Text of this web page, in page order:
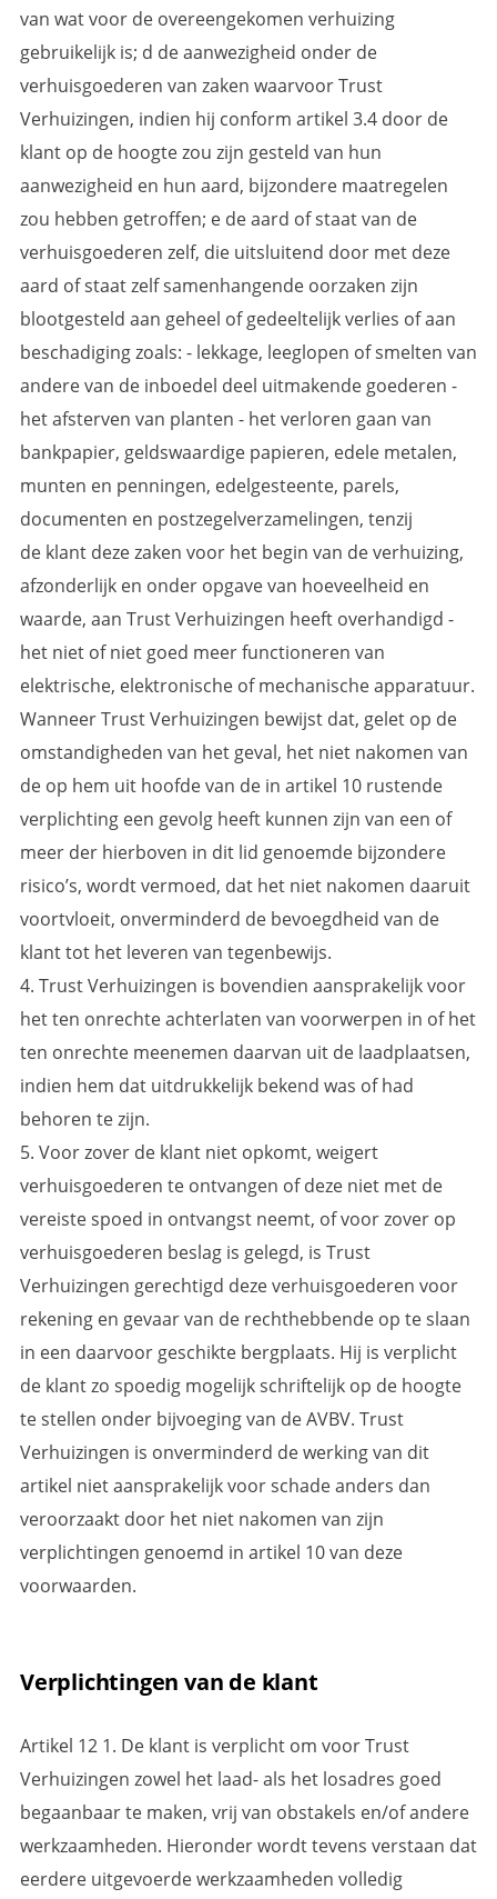
van wat voor de overeengekomen verhuizing
gebruikelijk is; d de aanwezigheid onder de
verhuisgoederen van zaken waarvoor Trust
Verhuizingen, indien hij conform artikel 3.4 door de
klant op de hoogte zou zijn gesteld van hun
aanwezigheid en hun aard, bijzondere maatregelen
zou hebben getroffen; e de aard of staat van de
verhuisgoederen zelf, die uitsluitend door met deze
aard of staat zelf samenhangende oorzaken zijn
blootgesteld aan geheel of gedeeltelijk verlies of aan
beschadiging zoals: - lekkage, leeglopen of smelten van
andere van de inboedel deel uitmakende goederen -
het afsterven van planten - het verloren gaan van
bankpapier, geldswaardige papieren, edele metalen,
munten en penningen, edelgesteente, parels,
documenten en postzegelverzamelingen, tenzij
de klant deze zaken voor het begin van de verhuizing,
afzonderlijk en onder opgave van hoeveelheid en
waarde, aan Trust Verhuizingen heeft overhandigd -
het niet of niet goed meer functioneren van
elektrische, elektronische of mechanische apparatuur.
Wanneer Trust Verhuizingen bewijst dat, gelet op de
omstandigheden van het geval, het niet nakomen van
de op hem uit hoofde van de in artikel 10 rustende
verplichting een gevolg heeft kunnen zijn van een of
meer der hierboven in dit lid genoemde bijzondere
risico’s, wordt vermoed, dat het niet nakomen daaruit
voortvloeit, onverminderd de bevoegdheid van de
klant tot het leveren van tegenbewijs.
4. Trust Verhuizingen is bovendien aansprakelijk voor
het ten onrechte achterlaten van voorwerpen in of het
ten onrechte meenemen daarvan uit de laadplaatsen,
indien hem dat uitdrukkelijk bekend was of had
behoren te zijn.
5. Voor zover de klant niet opkomt, weigert
verhuisgoederen te ontvangen of deze niet met de
vereiste spoed in ontvangst neemt, of voor zover op
verhuisgoederen beslag is gelegd, is Trust
Verhuizingen gerechtigd deze verhuisgoederen voor
rekening en gevaar van de rechthebbende op te slaan
in een daarvoor geschikte bergplaats. Hij is verplicht
de klant zo spoedig mogelijk schriftelijk op de hoogte
te stellen onder bijvoeging van de AVBV. Trust
Verhuizingen is onverminderd de werking van dit
artikel niet aansprakelijk voor schade anders dan
veroorzaakt door het niet nakomen van zijn
verplichtingen genoemd in artikel 10 van deze
voorwaarden.
Verplichtingen van de klant
Artikel 12 1. De klant is verplicht om voor Trust
Verhuizingen zowel het laad- als het losadres goed
begaanbaar te maken, vrij van obstakels en/of andere
werkzaamheden. Hieronder wordt tevens verstaan dat
eerdere uitgevoerde werkzaamheden volledig